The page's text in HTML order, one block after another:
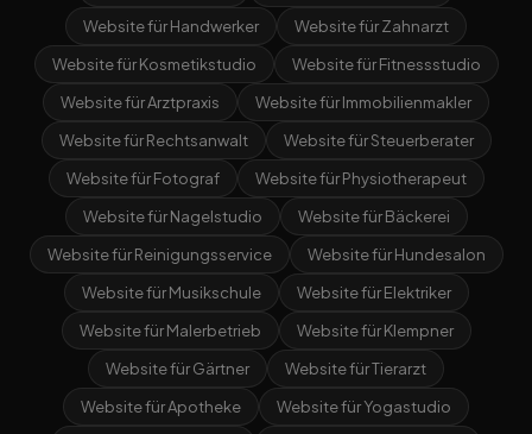
Website für Handwerker
Website für Zahnarzt
Website für Kosmetikstudio
Website für Fitnessstudio
Website für Arztpraxis
Website für Immobilienmakler
Website für Rechtsanwalt
Website für Steuerberater
Website für Fotograf
Website für Physiotherapeut
Website für Nagelstudio
Website für Bäckerei
Website für Reinigungsservice
Website für Hundesalon
Website für Musikschule
Website für Elektriker
Website für Malerbetrieb
Website für Klempner
Website für Gärtner
Website für Tierarzt
Website für Apotheke
Website für Yogastudio